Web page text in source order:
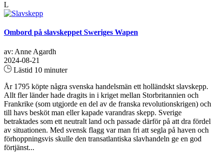
L
Ombord på slavskeppet Sweriges Wapen
av: Anne Agardh
2024-08-21
Lästid 10 minuter
År 1795 köpte några svenska handelsmän ett holländskt slavskepp.
Allt fler länder hade dragits in i kriget mellan Storbritannien och
Frankrike (som utgjorde en del av de franska revolutionskrigen) och
till havs besköt man eller kapade varandras skepp. Sverige
betraktades som ett neutralt land och passade därför på att dra fördel
av situationen. Med svensk flagg var man fri att segla på haven och
förhoppningsvis skulle den transatlantiska slavhandeln ge en god
förtjänst...